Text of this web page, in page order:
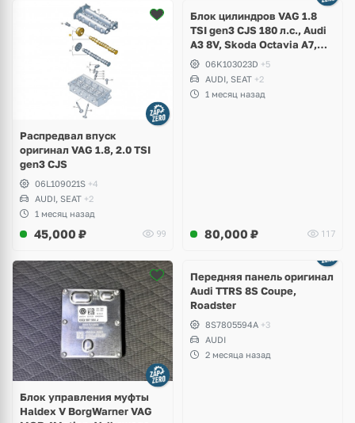
Распредвал впуск
оригинал VAG 1.8, 2.0 TSI
gen3 CJS
06L109021S +4
AUDI, SEAT +2
1 месяц назад
45,000 ₽ 99
2 фото
Блок цилиндров VAG 1.8
TSI gen3 CJS 180 л.с., Audi
A3 8V, Skoda Octavia A7,
Superb, Volkswagen Passat
B8, Golf VII Alltrack, Seat
Leon
06K103023D +5
AUDI, SEAT +2
1 месяц назад
80,000 ₽ 117
Блок управления муфты
Haldex V BorgWarner VAG
2 фото
Передняя панель оригинал
Audi TTRS 8S Coupe,
Roadster
8S7805594A +3
AUDI
2 месяца назад